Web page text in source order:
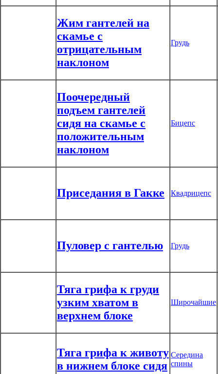
Жим гантелей на
скамье с
отрицательным
наклоном
Грудь
Поочередный
подъем гантелей
сидя на скамье с
положительным
наклоном
Бицепс
Приседания в Гакке Квадрицепс
Пуловер с гантелью Грудь
Тяга грифа к груди
узким хватом в
верхнем блоке
Широчайшие
Тяга грифа к животу
в нижнем блоке сидя
Середина
спины